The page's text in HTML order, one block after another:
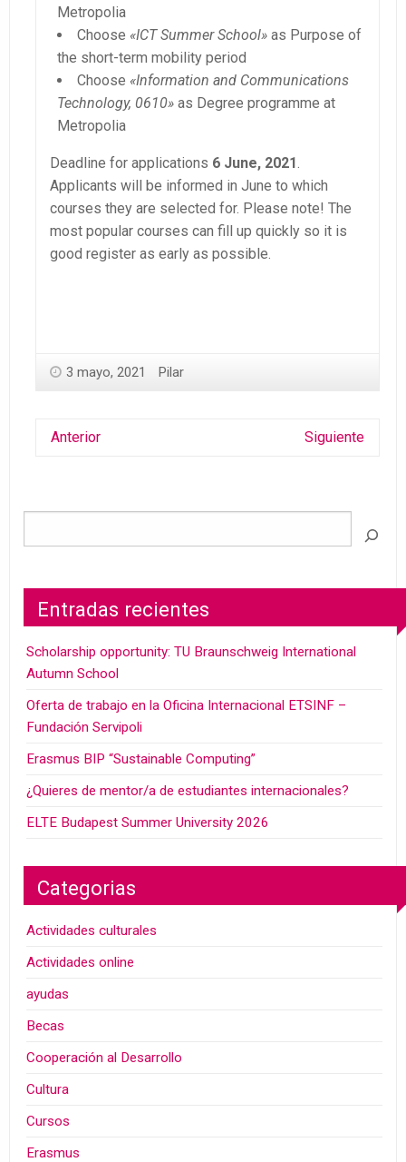
Metropolia
Choose «ICT Summer School» as Purpose of
the short-term mobility period
Choose «Information and Communications
Technology, 0610» as Degree programme at
Metropolia
Deadline for applications 6 June, 2021.
Applicants will be informed in June to which
courses they are selected for. Please note! The
most popular courses can fill up quickly so it is
good register as early as possible.
3 mayo, 2021 Pilar
Anterior Siguiente
Entradas recientes
Scholarship opportunity: TU Braunschweig International
Autumn School
Oferta de trabajo en la Oficina Internacional ETSINF –
Fundación Servipoli
Erasmus BIP “Sustainable Computing”
¿Quieres de mentor/a de estudiantes internacionales?
ELTE Budapest Summer University 2026
Categorias
Actividades culturales
Actividades online
ayudas
Becas
Cooperación al Desarrollo
Cultura
Cursos
Erasmus